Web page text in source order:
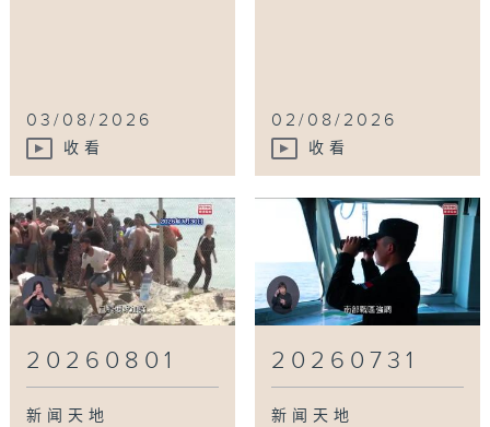
03/08/2026
收看
02/08/2026
收看
20260801
新闻天地
20260731
新闻天地